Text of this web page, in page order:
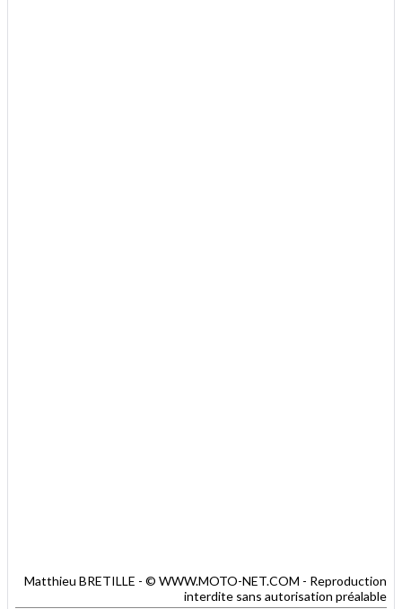
Matthieu BRETILLE - © WWW.MOTO-NET.COM - Reproduction
interdite sans autorisation préalable